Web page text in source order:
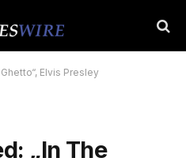
Elvis Presley
„In The